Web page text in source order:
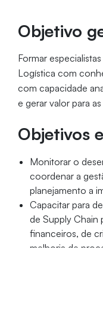
Objetivo
Formar
Logística com
com capacidade
e gerar valor para
Objetivos
Monitorar o
coordenar a
planejamento a
Capacitar para
de Supply Chain
financeiros, de
melhoria de